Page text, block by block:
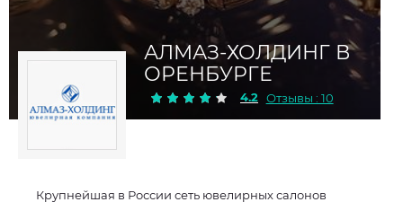
АЛМАЗ-ХОЛДИНГ В
ОРЕНБУРГЕ
4.2 Отзывы : 10
Крупнейшая в России сеть ювелирных салонов